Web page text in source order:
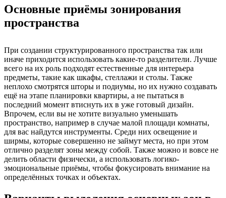
Основные приёмы зонирования
пространства
При создании структурированного пространства так или
иначе приходится использовать какие-то разделители. Лучше
всего на их роль подходят естественные для интерьера
предметы, такие как шкафы, стеллажи и столы. Также
неплохо смотрятся шторы и подиумы, но их нужно создавать
ещё на этапе планировки квартиры, а не пытаться в
последний момент втиснуть их в уже готовый дизайн.
Впрочем, если вы не хотите визуально уменьшать
пространство, например в случае малой площади комнаты,
для вас найдутся инструменты. Среди них освещение и
ширмы, которые совершенно не займут места, но при этом
отлично разделят зоны между собой. Также можно и вовсе не
делить области физически, а использовать логико-
эмоциональные приёмы, чтобы фокусировать внимание на
определённых точках и объектах.